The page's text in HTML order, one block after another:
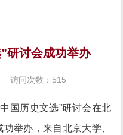
研讨会成功举办
访问次数： 515
国历史文选”研讨会在北
举办，来自北京大学、